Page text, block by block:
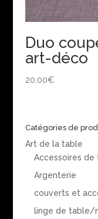
Duo
art-déco
20,00€
Catégories de
Art de la table
Accessoires de
Argenterie
couverts et
linge de table/